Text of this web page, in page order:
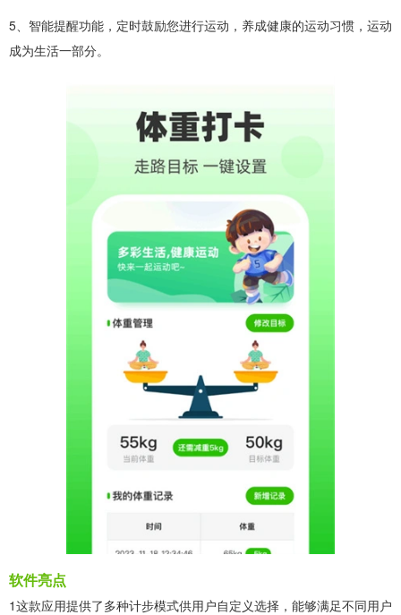
5、智能提醒功能，定时鼓励您进行运动，养成健康的运动习惯，运动
成为生活一部分。
软件亮点
1这款应用提供了多种计步模式供用户自定义选择，能够满足不同用户